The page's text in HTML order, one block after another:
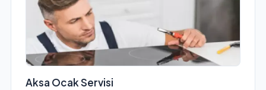
Aksa Ocak Servisi